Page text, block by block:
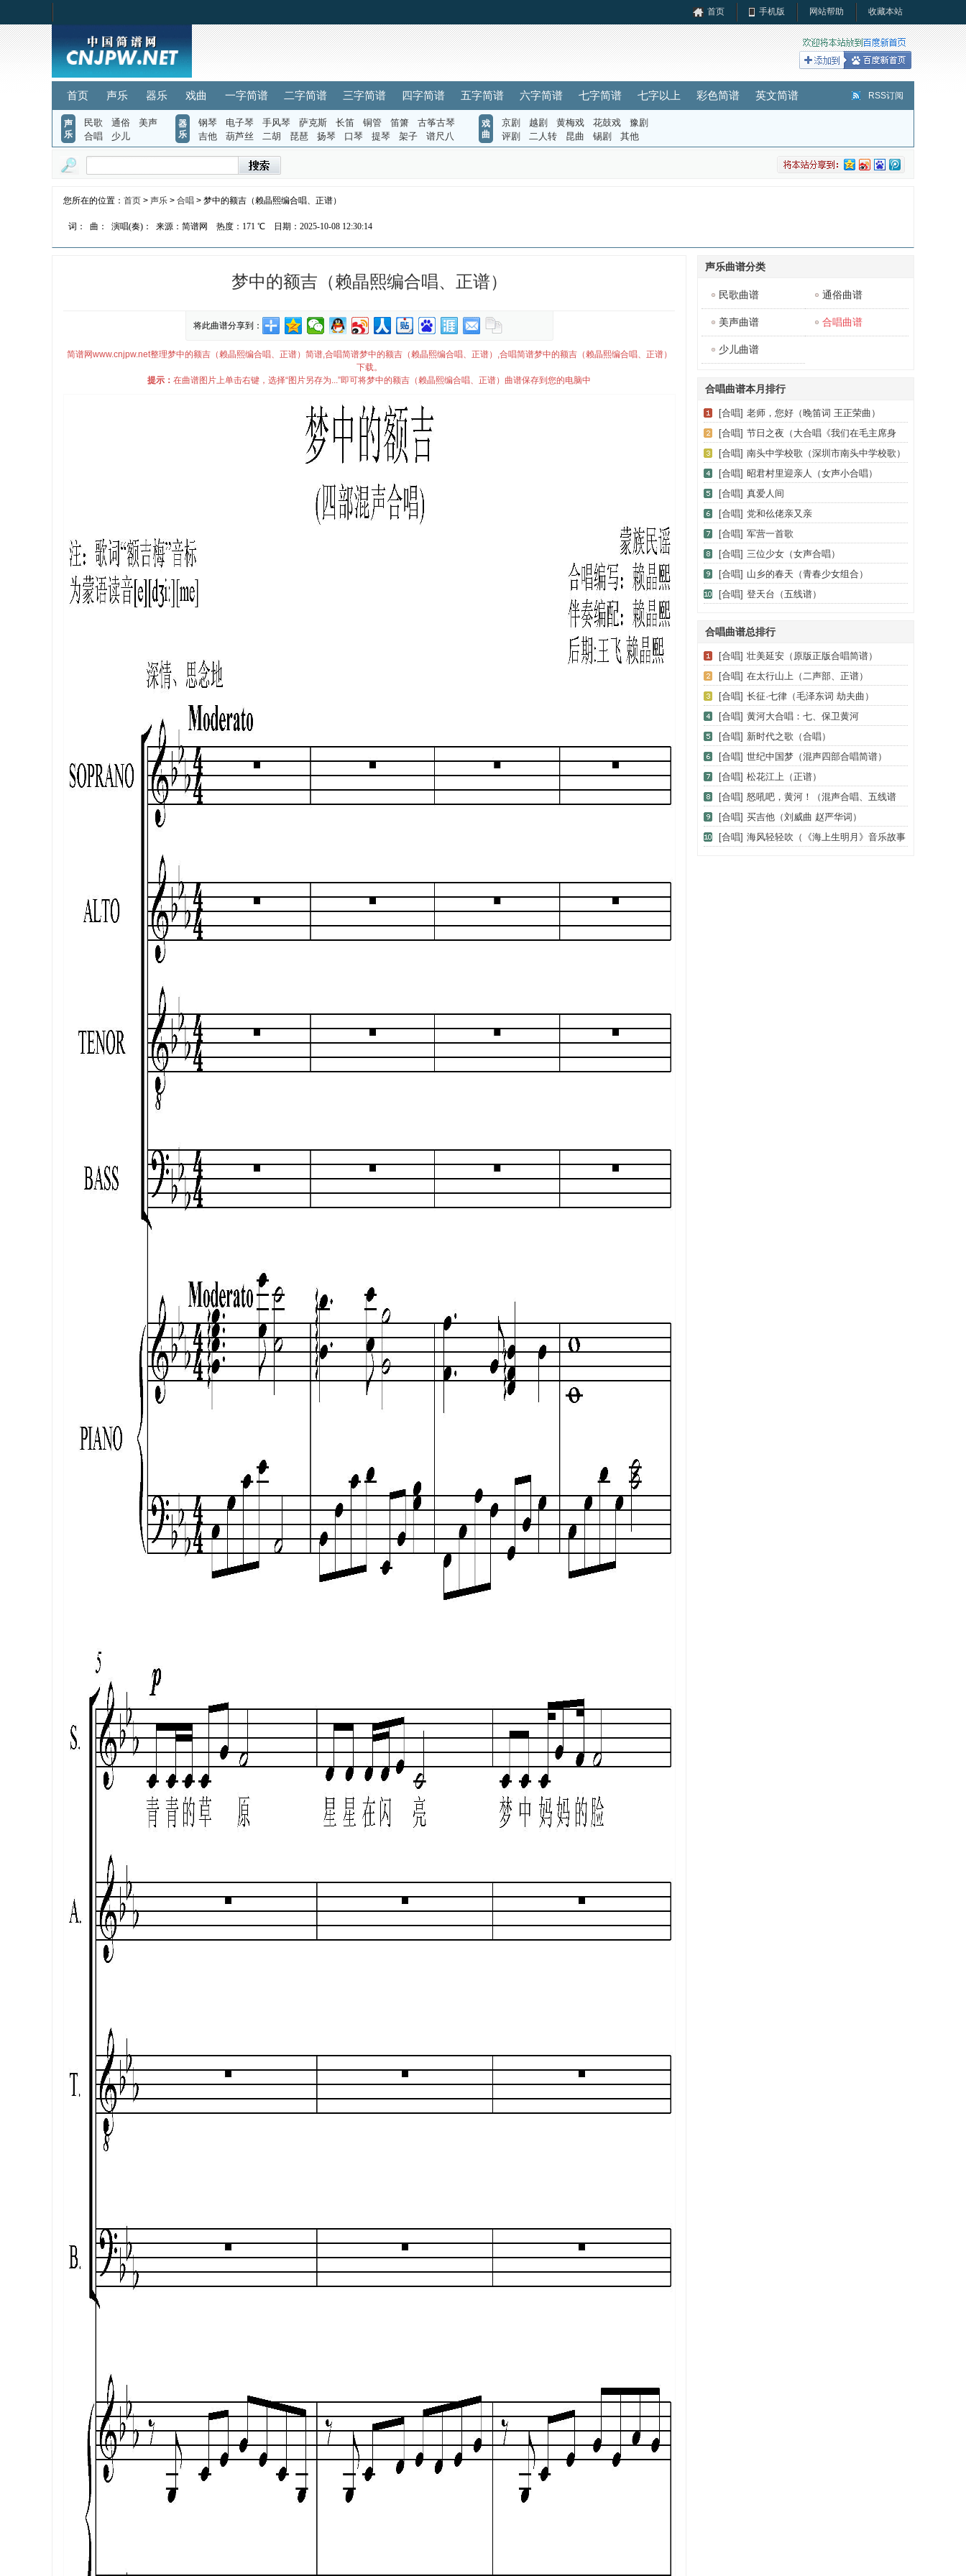
首页 手机版 网站帮助 收藏本站
首页 声乐 器乐 戏曲 一字简谱 二字简谱 三字简谱 四字简谱 五字简谱 六字简谱 七字简谱 七字以上 彩色简谱 英文简谱 RSS订阅
声
乐
民歌 通俗
美声
合唱
少儿
器
乐
钢琴 电子琴 手风琴 萨克斯 长笛 铜管 笛箫
古筝古琴
吉他
葫芦丝 二胡 琵琶 扬琴 口琴 提琴 架子 谱尺八
戏
曲
京剧 越剧 黄梅戏 花鼓戏
豫剧
评剧
二人转 昆曲 锡剧 其他
您所在的位置： 首页 > 声乐 > 合唱 > 梦中的额吉（赖晶熙编合唱、正谱）
词： 曲： 演唱(奏)： 来源：简谱网 热度： 171 ℃ 日期：2025-10-08 12:30:14
梦中的额吉（赖晶熙编合唱、正谱）
将此曲谱分享到：
简谱网www.cnjpw.net整理梦中的额吉（赖晶熙编合唱、正谱）简谱,合唱简谱梦中的额吉（赖晶熙编合唱、正谱）,合唱简谱梦中的额吉（赖晶熙编合唱、正谱）
下载。
提示： 在曲谱图片上单击右键，选择“图片另存为...”即可将梦中的额吉（赖晶熙编合唱、正谱）曲谱保存到您的电脑中
声乐曲谱分类
民歌曲谱 通俗曲谱
美声曲谱 合唱曲谱
少儿曲谱
合唱曲谱本月排行
[合唱] 老师，您好（晚笛词 王正荣曲）
[合唱] 节日之夜（大合唱《我们在毛主席身
边》之五）
[合唱] 南头中学校歌（深圳市南头中学校歌）
[合唱] 昭君村里迎亲人（女声小合唱）
[合唱] 真爱人间
[合唱] 党和仫佬亲又亲
[合唱] 军营一首歌
[合唱] 三位少女（女声合唱）
[合唱] 山乡的春天（青春少女组合）
[合唱] 登天台（五线谱）
合唱曲谱总排行
[合唱] 壮美延安（原版正版合唱简谱）
[合唱] 在太行山上（二声部、正谱）
[合唱] 长征·七律（毛泽东词 劫夫曲）
[合唱] 黄河大合唱：七、保卫黄河
[合唱] 新时代之歌（合唱）
[合唱] 世纪中国梦（混声四部合唱简谱）
[合唱] 松花江上（正谱）
[合唱] 怒吼吧，黄河！（混声合唱、五线谱
版）
[合唱] 买吉他（刘威曲 赵严华词）
[合唱] 海风轻轻吹（《海上生明月》音乐故事